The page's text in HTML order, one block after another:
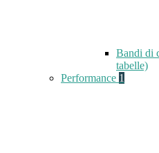
Bandi di
tabelle)
Performance 1